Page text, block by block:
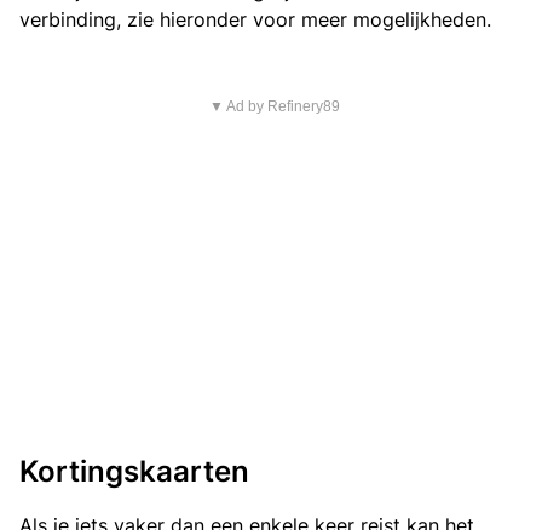
verbinding, zie hieronder voor meer mogelijkheden.
▼ Ad by Refinery89
Kortingskaarten
Als je iets vaker dan een enkele keer reist kan het